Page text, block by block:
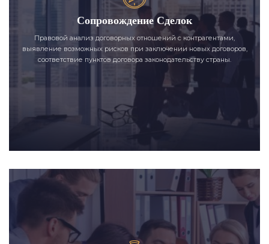
Сопровождение Сделок
Правовой анализ договорных отношений с контрагентами,
выявление возможных рисков при заключении новых договоров,
соответствие пунктов договора законодательству страны.